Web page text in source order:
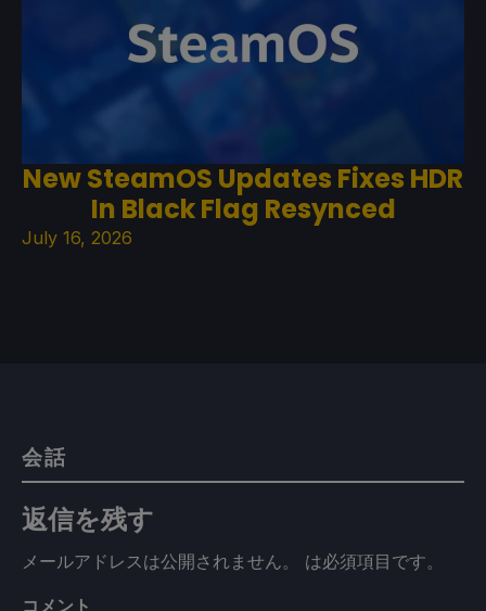
New SteamOS Updates Fixes HDR
In Black Flag Resynced
July 16, 2026
会話
返信を残す
メールアドレスは公開されません。 は必須項目です。
コメント